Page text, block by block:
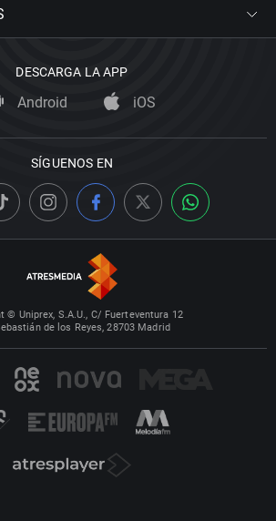
DESCARGA LA APP
Android iOS
SÍGUENOS EN
© Uniprex, S.A.U., C/ Fuerteventura 12
de los Reyes, 28703 Madrid